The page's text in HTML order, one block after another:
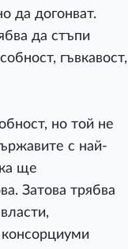
да догонват.
да стъпи
гъвкавост,
но той не
с най-
ще
Затова трябва